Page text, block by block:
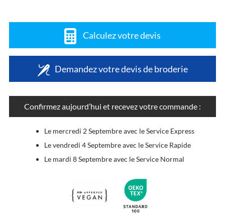
Calculez votre devis
Demandez votre devis de broderie
Confirmez aujourd’hui et recevez votre commande :
Le mercredi 2 Septembre avec le Service Express
Le vendredi 4 Septembre avec le Service Rapide
Le mardi 8 Septembre avec le Service Normal